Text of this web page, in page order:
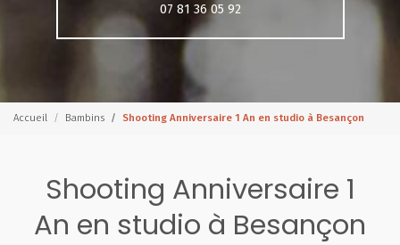
07 81 36 05 92
Accueil Bambins Shooting Anniversaire 1 An en studio à Besançon
Shooting Anniversaire 1
An en studio à Besançon